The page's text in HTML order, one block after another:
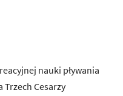
nauki pływania
Cesarzy